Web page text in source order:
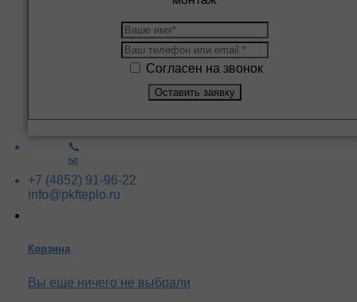
Согласен на звонок
📞
✉
+7 (4852) 91-96-22
info@pkfteplo.ru
Корзина
Вы еще ничего не выбрали